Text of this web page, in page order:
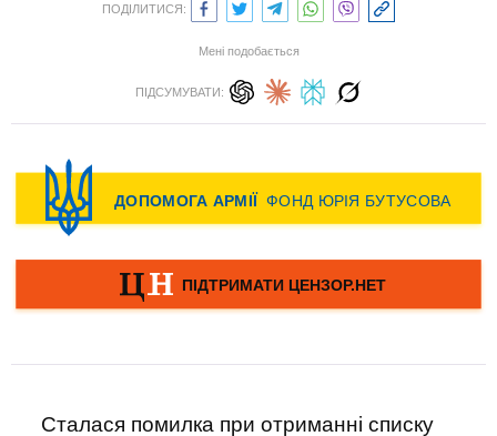
ПОДІЛИТИСЯ:
Мені подобається
ПІДСУМУВАТИ:
Сталася помилка при отриманні списку